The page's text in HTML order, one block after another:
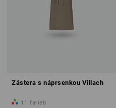
Zástera s náprsenkou Villach
11 farieb